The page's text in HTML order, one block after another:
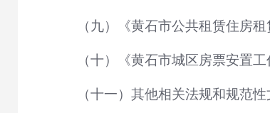
（九）《黄石市公共租赁住房
（十）《黄石市城区房票安置
（十一）其他相关法规和规范性